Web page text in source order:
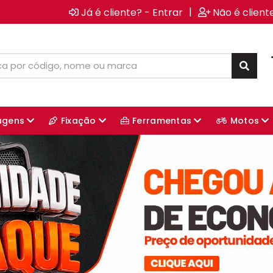
Já é cliente? - Entrar | Não é
Fixação Ferramentas Motos